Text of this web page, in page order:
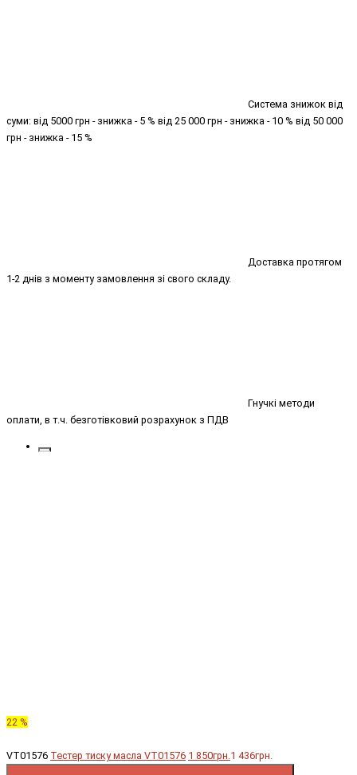
Система знижок від
суми: від 5000 грн - знижка - 5 % від 25 000 грн - знижка - 10 % від 50 000
грн - знижка - 15 %
Доставка протягом
1-2 днів з моменту замовлення зі свого складу.
Гнучкі методи
оплати, в т.ч. безготівковий розрахунок з ПДВ
22 %
VT01576 Тестер тиску масла VT01576 1 850грн.1 436грн.